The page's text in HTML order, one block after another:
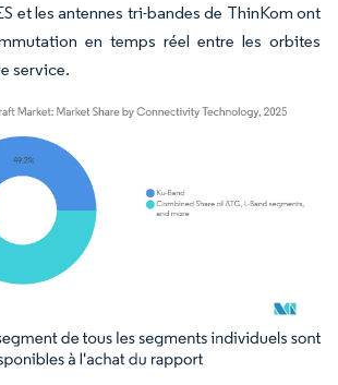
et les antennes tri-bandes de ThinKom ont
en temps réel entre les orbites
service.
La réutilisation nécessite une attribution sous CC BY